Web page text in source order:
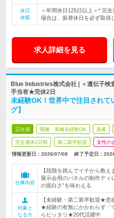
休日
休暇
＜年間休日125日以上＞* 完
場合は、振替休日を必ず取得
求人詳細を見る
Blue Industries株式会社 | ＜遺伝子
手当有★完休2日
未経験OK！世界中で注目されて
グ】
正社員 職種・業種未経験OK 急募
完全週休2日制 第二新卒歓迎 女性の
情報更新日：2026/07/08 終了予定日：
仕事内容
【段階を踏んでイチから教
展示会用のパネルの制作デ
の面白さ”を味わえる
対象と
なる方
【未経験・第二新卒歓迎★
★経験の有無にかかわらず「
らピッタリ★20代活躍中